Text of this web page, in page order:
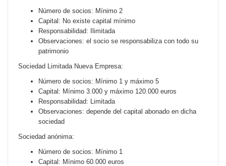
Número de socios: Mínimo 2
Capital: No existe capital mínimo
Responsabilidad: Ilimitada
Observaciones: el socio se responsabiliza con todo su
patrimonio
Sociedad Limitada Nueva Empresa:
Número de socios: Mínimo 1 y máximo 5
Capital: Mínimo 3.000 y máximo 120.000 euros
Responsabilidad: Limitada
Observaciones: depende del capital abonado en dicha
sociedad
Sociedad anónima:
Número de socios: Mínimo 1
Capital: Mínimo 60.000 euros